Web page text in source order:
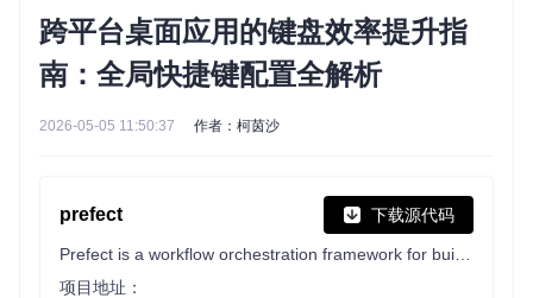
跨平台桌面应用的键盘效率提升指
南：全局快捷键配置全解析
2026-05-05 11:50:37 作者：柯茵沙
prefect 下载源代码
项目地址：